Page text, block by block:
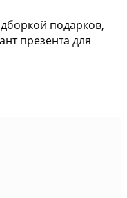
подарков,
презента для